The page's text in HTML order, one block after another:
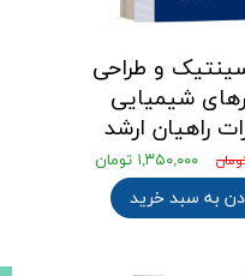
و طراحی
شیمیایی
راهیان ارشد
۱,۳۵۰,۰۰۰ تومان
به سبد خرید